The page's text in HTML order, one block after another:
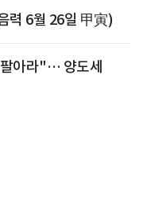
력 6월 26일 甲寅)
아라"… 양도세